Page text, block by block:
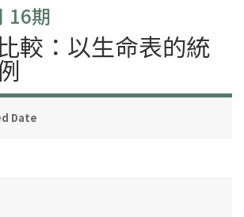
16期
較：以生命表的統
Date